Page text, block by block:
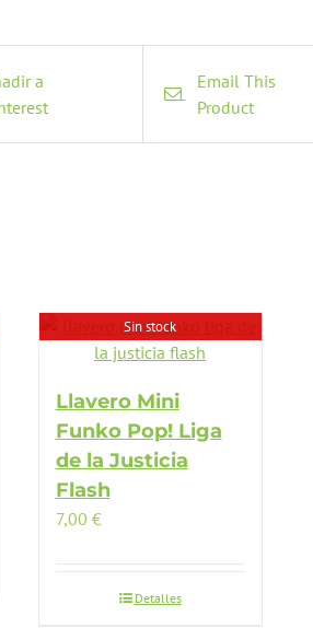
a
Email This
Product
Sin stock
Llavero Mini
Funko Pop! Liga
de la Justicia
Flash
7,00 €
Detalles